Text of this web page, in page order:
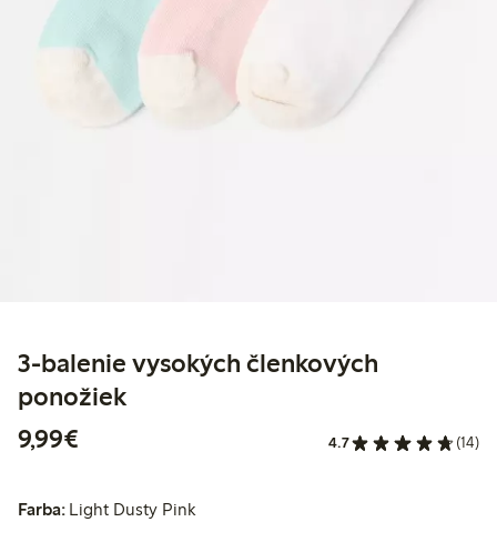
3-balenie vysokých členkových
ponožiek
9,99€
4.7 (14)
Farba: Light Dusty Pink